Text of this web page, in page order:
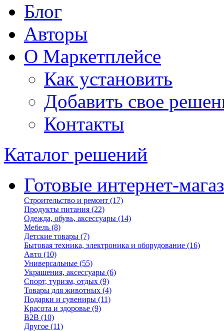
Блог
Авторы
О Маркетплейсе
Как установить
Добавить свое
Контакты
Каталог решений
Готовые интернет-
Строительство и ремонт (17)
Продукты питания (22)
Одежда, обувь, аксессуары (14)
Мебель (8)
Детские товары (7)
Бытовая техника, электроника и оборудование (16)
Авто (10)
Универсальные (55)
Украшения, аксессуары (6)
Спорт, туризм, отдых (9)
Товары для животных (4)
Подарки и сувениры (11)
Красота и здоровье (9)
B2B (10)
Другое (11)